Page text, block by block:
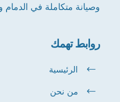
وصيانة متكاملة في الدمام
روابط تهمك
الرئيسية
من نحن